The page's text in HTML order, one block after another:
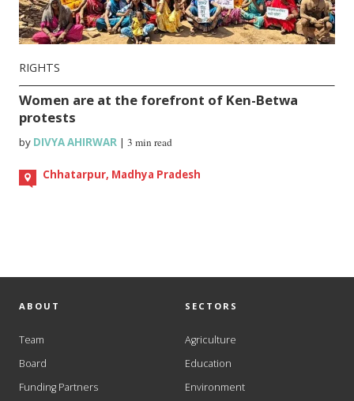
RIGHTS
Women are at the forefront of Ken-Betwa
protests
by DIVYA AHIRWAR |3 min read
Chhatarpur, Madhya Pradesh
ABOUT
Team
Board
Funding Partners
SECTORS
Agriculture
Education
Environment